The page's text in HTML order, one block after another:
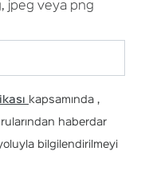
jpeg veya png
kapsamında ,
haberdar
bilgilendirilmeyi